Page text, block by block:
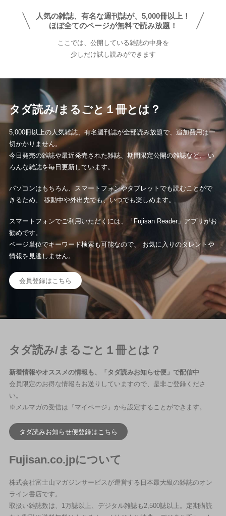
スポーツ アウトドア グラビア
後から読む
人気の雑誌、有名な週刊誌が、5,000冊以上！
ほぼ全てのページが無料で読み放題！
ここでは、公開している雑誌の中身を
少しだけ試し読みができます
タダ読み/まるごと１冊とは？
5,000冊以上の人気雑誌、有名週刊誌が全部読み放題で、追加費用は一
切かかりません。
今日発売の雑誌や最近発売された雑誌、期間限定公開の雑誌など、 い
ろんな雑誌を毎日更新しています。
パソコンはもちろん、スマートフォンやタブレットでも読むことがで
きるため、 移動中や外出先でも、いつでも楽しめます。
スマートフォンでご利用いただくには、「Fujisan Reader」アプリがお
勧めです。
ページ単位でキーワード検索も可能なので、 お気に入りのタレントや
情報を見逃しません。
会員登録はこちら
タダ読み/まるごと１冊とは？
新着情報やオススメの情報も、「タダ読みお知らせ便」で配信中
会員限定のお得な情報もお送りしていますので、是非ご登録くださ
い。
※メルマガの受信は『マイページ』から設定することができます。
タダ読みお知らせ便登録はこちら
Fujisan.co.jpについて
株式会社富士山マガジンサービスが運営する日本最大級の雑誌のオン
ライン書店です。
取扱い雑誌数は、1万誌以上、デジタル雑誌も2,500誌以上。定期購読